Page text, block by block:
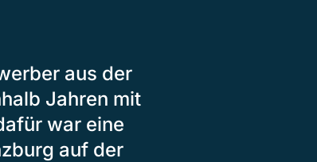
aus der
Jahren mit
war eine
auf der